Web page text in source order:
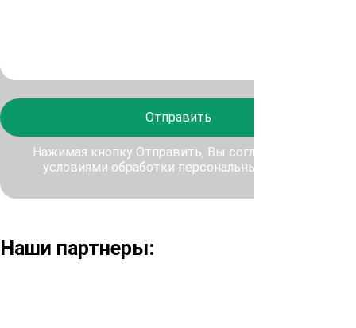
Отправить
Нажимая кнопку Отправить, Вы соглашаетесь с
условиями обработки персональных данных
Наши партнеры: